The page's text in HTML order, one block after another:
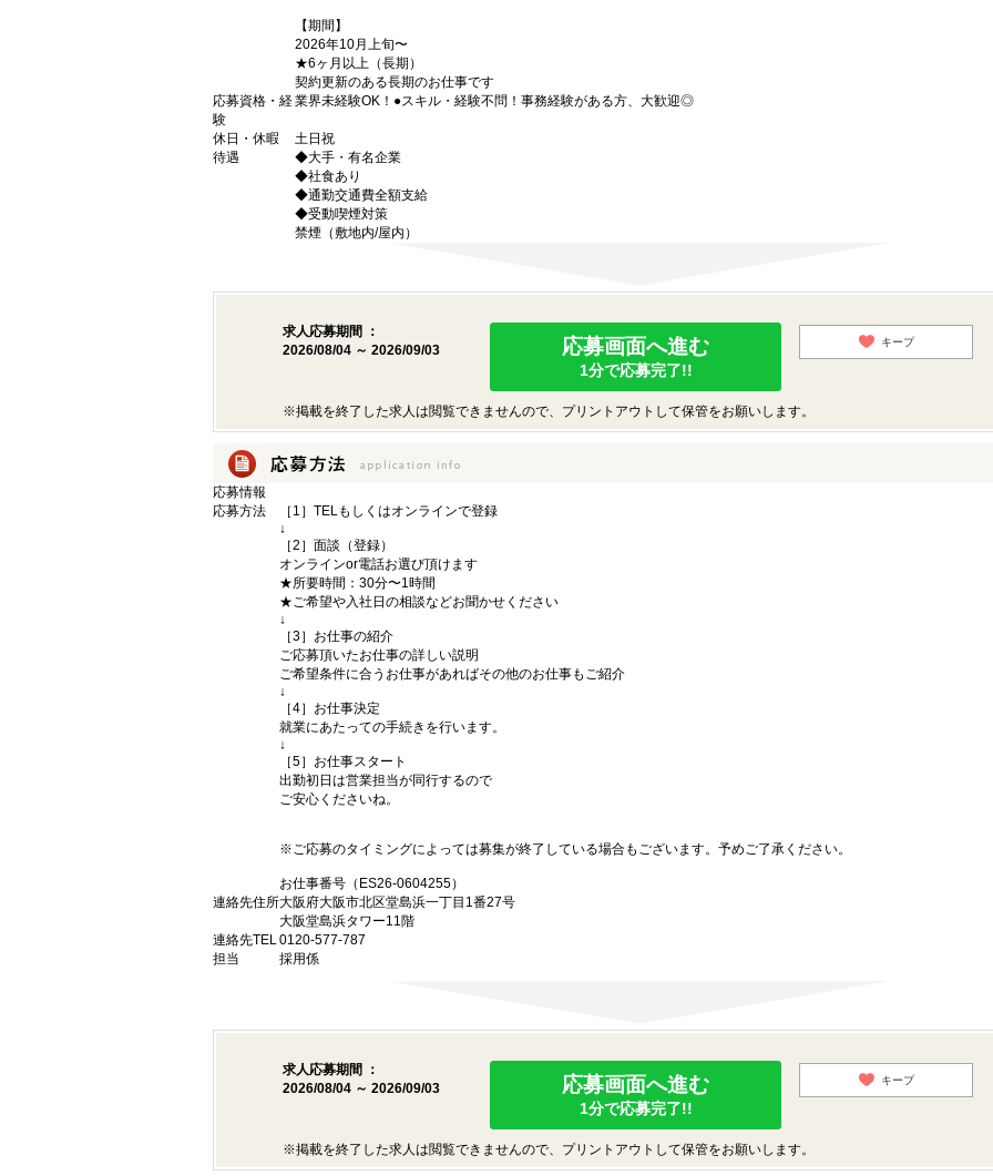
【期間】
2026年10月上旬〜
★6ヶ月以上（長期）
契約更新のある長期のお仕事です
応募資格・経
験
業界未経験OK！●スキル・経験不問！事務経験がある方、大歓迎◎
休日・休暇
土日祝
待遇
◆大手・有名企業
◆社食あり
◆通勤交通費全額支給
◆受動喫煙対策
禁煙（敷地内/屋内）
求人応募期間 ：
2026/08/04 ～ 2026/09/03
応募画面へ進む
1分で応募完了!!
キープ
※掲載を終了した求人は閲覧できませんので、プリントアウトして保管をお願いします。
応募情報
応募方法
［1］TELもしくはオンラインで登録
↓
［2］面談（登録）
オンラインor電話お選び頂けます
★所要時間：30分〜1時間
★ご希望や入社日の相談などお聞かせください
↓
［3］お仕事の紹介
ご応募頂いたお仕事の詳しい説明
ご希望条件に合うお仕事があればその他のお仕事もご紹介
↓
［4］お仕事決定
就業にあたっての手続きを行います。
↓
［5］お仕事スタート
出勤初日は営業担当が同行するので
ご安心くださいね。
※ご応募のタイミングによっては募集が終了している場合もございます。予めご了承ください。
お仕事番号（ES26-0604255）
連絡先住所大阪府大阪市北区堂島浜一丁目1番27号
大阪堂島浜タワー11階
連絡先TEL0120-577-787
担当
採用係
求人応募期間 ：
2026/08/04 ～ 2026/09/03
応募画面へ進む
1分で応募完了!!
キープ
※掲載を終了した求人は閲覧できませんので、プリントアウトして保管をお願いします。